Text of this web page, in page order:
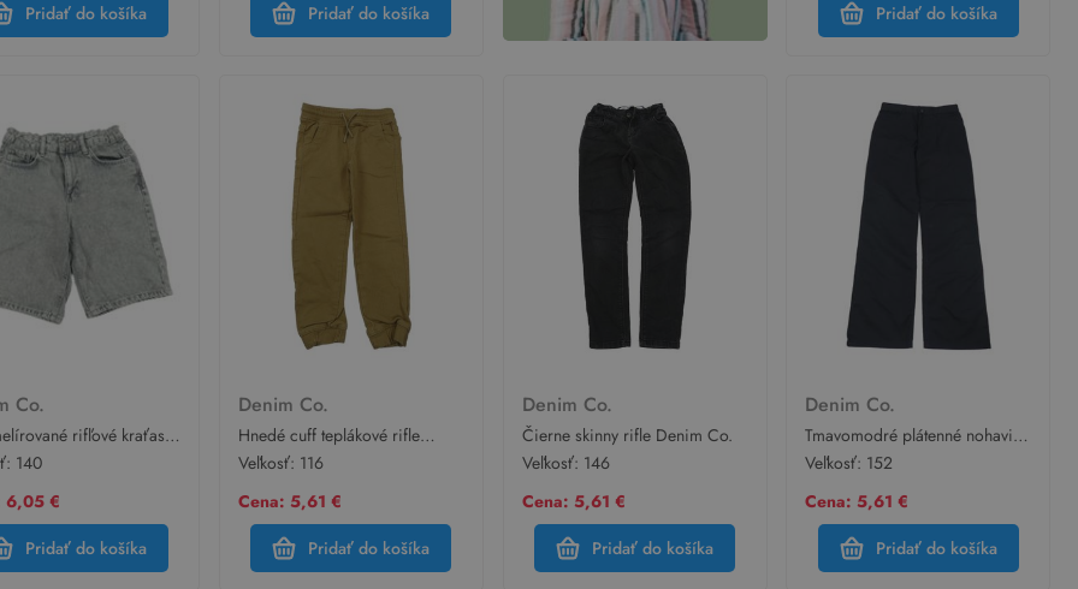
Pridať do košíka
Pridať do košíka
Pridať do košíka
Co.
rifľové kraťasy
Co.140
6,05 €
Pridať do košíka
Denim Co.
Hnedé cuff teplákové rifle
Denim Co.
Veľkosť: 116
Cena: 5,61 €
Pridať do košíka
Denim Co.
Čierne skinny rifle Denim Co.
Veľkosť: 146
Cena: 5,61 €
Pridať do košíka
Denim Co.
Tmavomodré plátenné nohavice
Denim
Veľkosť: 152
Cena: 5,61 €
Pridať do košíka